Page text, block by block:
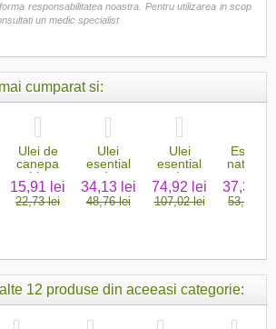
responsabilitatea noastra. Pentru utilizarea in scop
un medic specialist
cumparat si:
Ulei de
canepa
bio
15,91 lei
22,73 lei
Ulei
esential
de
lavanda...
34,13 lei
48,76 lei
Ulei
esential
de
galbanum
bio
74,92 lei
107,02 lei
Esenta
naturala
de
trandafir
37,31
53,31 lei
12 produse din aceeasi categorie: